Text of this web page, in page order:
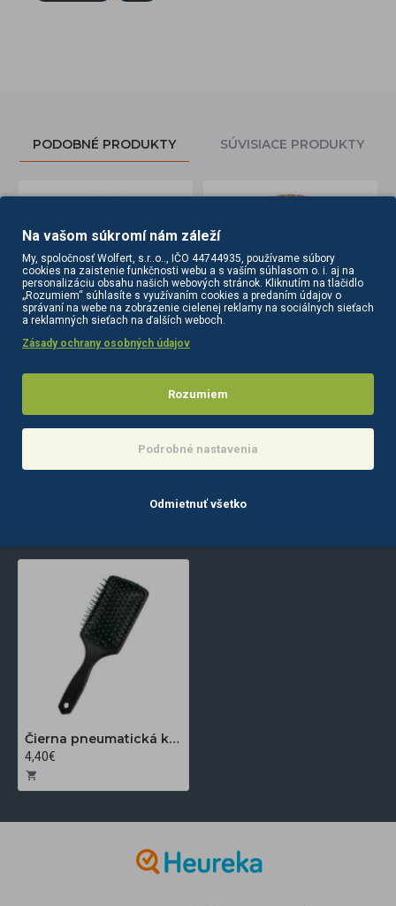
PODOBNÉ PRODUKTY SÚVISIACE PRODUKTY
Do košíka
8,60€
Do košíka
NAJČASTEJŠIE
Čierna pneumatická kefa na vlasy
4,40€
Na vašom súkromí nám záleží
My, spoločnosť Wolfert, s.r..o.., IČO 44744935, používame súbory
cookies na zaistenie funkčnosti webu a s vaším súhlasom o. i. aj na
personalizáciu obsahu našich webových stránok. Kliknutím na tlačidlo
„Rozumiem“ súhlasíte s využívaním cookies a predaním údajov o
správaní na webe na zobrazenie cielenej reklamy na sociálnych sieťach
a reklamných sieťach na ďalších weboch.
Zásady ochrany osobných údajov
Rozumiem
Podrobné nastavenia
Odmietnuť všetko